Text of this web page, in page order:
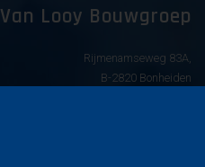
Van Looy Bouwgroep
Rijmenamseweg 83A,
B-2820 Bonheiden